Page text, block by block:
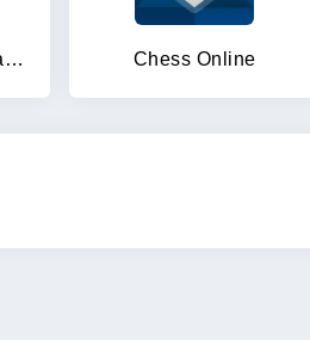
Chess Stars Multiplayer Online Chess Online